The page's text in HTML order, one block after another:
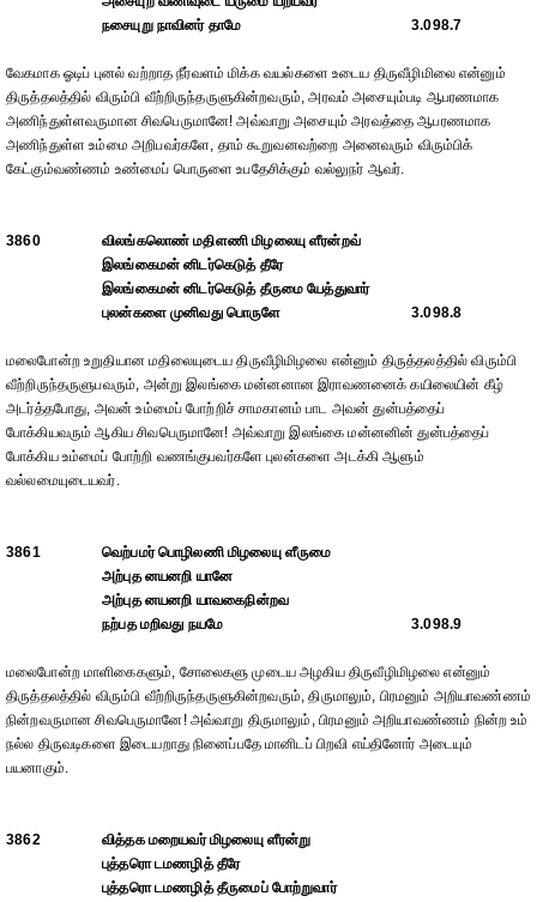
நசையுறு நாவினர் தாமே
3.098.7
வேகமாக ஓடிப் புனல் வற்றாத நீர்வளம் மிக்க வயல்களை உடைய திருவீழிமிலை என்னும்
திருத்தலத்தில் விரும்பி வீற்றிருந்தருளுகின்றவரும், அரவம் அசையும்படி ஆபரணமாக
அணிந்துள்ளவருமான சிவபெருமானே! அவ்வாறு அசையும் அரவத்தை ஆபரணமாக
அணிந்துள்ள உம்மை அறிபவர்களே, தாம் கூறுவனவற்றை அனைவரும் விரும்பிக்
கேட்கும்வண்ணம் உண்மைப் பொருளை உபதேசிக்கும் வல்லுநர் ஆவர்.
3860
விலங்கலொண் மதிளணி மிழலையு ளீரன்றவ்
இலங்கைமன் னிடர்கெடுத் தீரே
இலங்கைமன் னிடர்கெடுத் தீருமை யேத்துவார்
புலன்களை முனிவது பொருளே
3.098.8
மலைபோன்ற உறுதியான மதிலையுடைய திருவீழிமிழலை என்னும் திருத்தலத்தில் விரும்பி
வீற்றிருந்தருளுபவரும், அன்று இலங்கை மன்னனான இராவணனைக் கயிலையின் கீழ்
அடர்த்தபோது, அவன் உம்மைப் போற்றிச் சாமகானம் பாட அவன் துன்பத்தைப்
போக்கியவரும் ஆகிய சிவபெருமானே! அவ்வாறு இலங்கை மன்னனின் துன்பத்தைப்
போக்கிய உம்மைப் போற்றி வணங்குபவர்களே புலன்களை அடக்கி ஆளும்
வல்லமையுடையவர்.
3861
வெற்பமர் பொழிலணி மிழலையு ளீருமை
அற்புத னயனறி யானே
அற்புத னயனறி யாவகைநின்றவ
நற்பத மறிவது நயமே
3.098.9
மலைபோன்ற மாளிகைகளும், சோலைகளு முடைய அழகிய திருவீழிமிழலை என்னும்
திருத்தலத்தில் விரும்பி வீற்றிருந்தருளுகின்றவரும், திருமாலும், பிரமனும் அறியாவண்ணம்
நின்றவருமான சிவபெருமானே! அவ்வாறு திருமாலும், பிரமனும் அறியாவண்ணம் நின்ற உம்
நல்ல திருவடிகளை இடையறாது நினைப்பதே மானிடப் பிறவி எய்தினோர் அடையும்
பயனாகும்.
3862
வித்தக மறையவர் மிழலையு ளீரன்று
புத்தரொ டமணழித் தீரே
புத்தரொ டமணழித் தீருமைப் போற்றுவார்